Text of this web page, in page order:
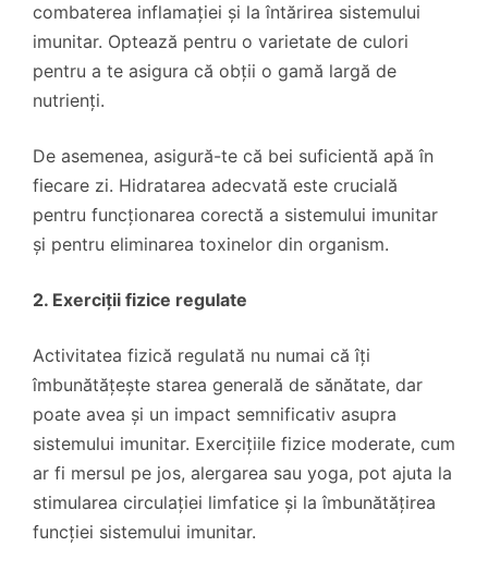
combaterea inflamației și la întărirea sistemului
imunitar. Optează pentru o varietate de culori
pentru a te asigura că obții o gamă largă de
nutrienți.
De asemenea, asigură-te că bei suficientă apă în
fiecare zi. Hidratarea adecvată este crucială
pentru funcționarea corectă a sistemului imunitar
și pentru eliminarea toxinelor din organism.
2. Exerciții fizice regulate
Activitatea fizică regulată nu numai că îți
îmbunătățește starea generală de sănătate, dar
poate avea și un impact semnificativ asupra
sistemului imunitar. Exercițiile fizice moderate, cum
ar fi mersul pe jos, alergarea sau yoga, pot ajuta la
stimularea circulației limfatice și la îmbunătățirea
funcției sistemului imunitar.